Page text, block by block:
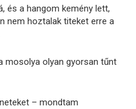
és a hangom kemény lett,
nem hoztalak titeket erre a
mosolya olyan gyorsan tűnt
– mondtam